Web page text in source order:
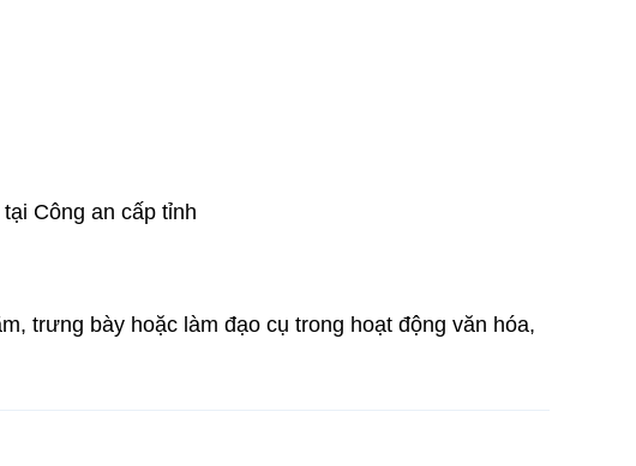
Công an cấp tỉnh
trưng bày hoặc làm đạo cụ trong hoạt động văn hóa,